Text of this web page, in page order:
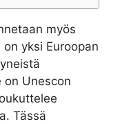
myös
on yksi Euroopan
on Unescon
Tässä